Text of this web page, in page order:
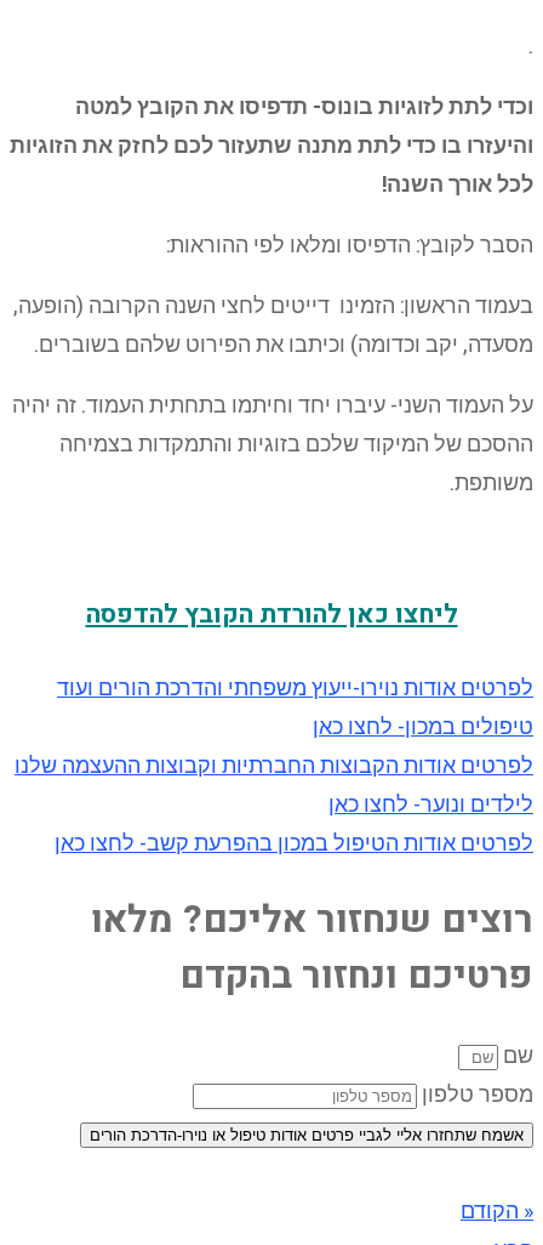
.
וכדי לתת לזוגיות בונוס- תדפיסו את הקובץ למטה
והיעזרו בו כדי לתת מתנה שתעזור לכם לחזק את הזוגיות
לכל אורך השנה!
הסבר לקובץ: הדפיסו ומלאו לפי ההוראות:
בעמוד הראשון: הזמינו דייטים לחצי השנה הקרובה (הופעה,
מסעדה, יקב וכדומה) וכיתבו את הפירוט שלהם בשוברים.
על העמוד השני- עיברו יחד וחיתמו בתחתית העמוד. זה יהיה
ההסכם של המיקוד שלכם בזוגיות והתמקדות בצמיחה
משותפת.
ליחצו כאן להורדת הקובץ להדפסה
לפרטים אודות נוירו-ייעוץ משפחתי והדרכת הורים ועוד
טיפולים במכון- לחצו כאן
לפרטים אודות הקבוצות החברתיות וקבוצות ההעצמה שלנו
לילדים ונוער- לחצו כאן
לפרטים אודות הטיפול במכון בהפרעת קשב- לחצו כאן
רוצים שנחזור אליכם? מלאו
פרטיכם ונחזור בהקדם
שם
מספר טלפון
אשמח שתחזרו אליי לגביי פרטים אודות טיפול או נוירו-הדרכת הורים
« הקודם